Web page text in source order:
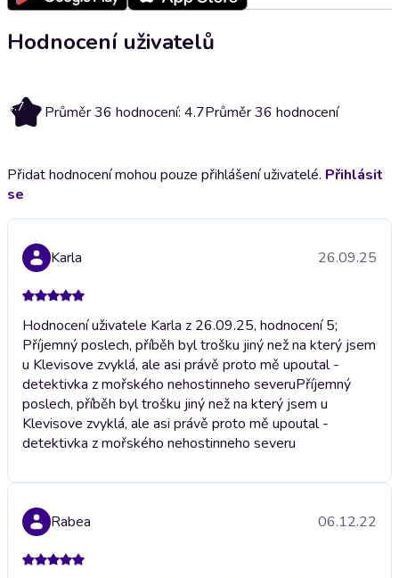
Hodnocení uživatelů
4.7 Průměr 36 hodnocení: 4.7Průměr 36 hodnocení
Přidat hodnocení mohou pouze přihlášení uživatelé. Přihlásit
se
Karla 26.09.25
Hodnocení uživatele Karla z 26.09.25, hodnocení 5;
Příjemný poslech, příběh byl trošku jiný než na který jsem
u Klevisove zvyklá, ale asi právě proto mě upoutal -
detektivka z mořského nehostinneho severuPříjemný
poslech, příběh byl trošku jiný než na který jsem u
Klevisove zvyklá, ale asi právě proto mě upoutal -
detektivka z mořského nehostinneho severu
Rabea 06.12.22